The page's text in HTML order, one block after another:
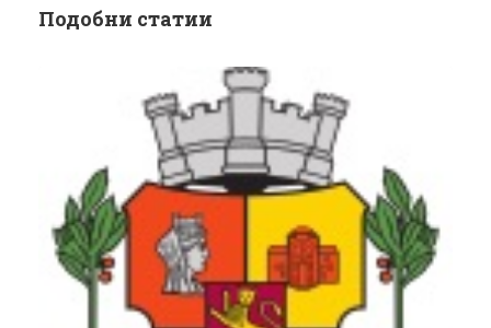
Подобни статии